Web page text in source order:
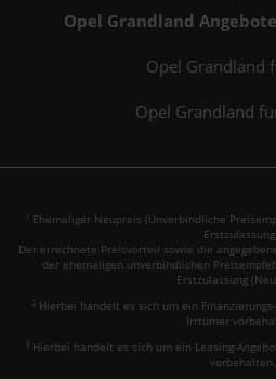
Opel Grandland
Opel Grandland
Opel Grandland
1 Ehemaliger Neupreis (Unverbindliche
Der errechnete Preisvorteil sowie die
der ehemaligen unverbindlichen
Erstzulassung
2 Hierbei handelt es sich um ein
Irrtümer
3 Hierbei handelt es sich um ein Leasing-
vorbehalten.